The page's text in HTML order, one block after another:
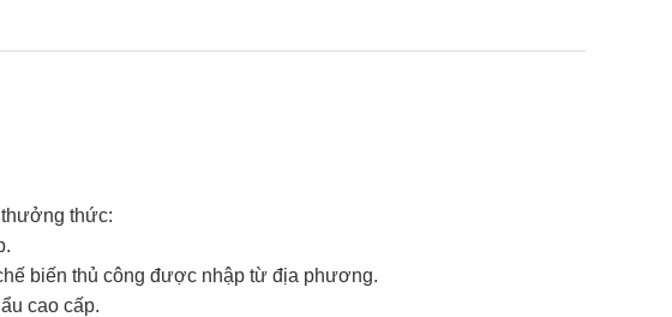
thức:
biến thủ công được nhập từ địa phương.
cao cấp.